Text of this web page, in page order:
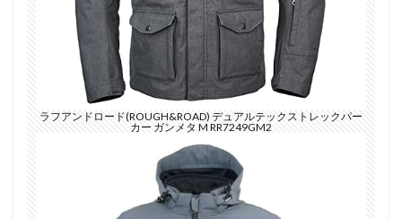
ラフアンドロード(ROUGH&ROAD) デュアルテックストレックパー
カー ガンメタ M RR7249GM2